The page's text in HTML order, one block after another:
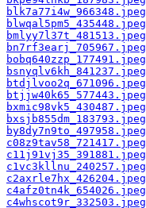
blk7a77i4w_966348.jpeg
blwqal5pm5_435448.jpeg
bmlyy7l37t_481513.jpeg
bn7rf3earj_705967.jpeg
bobq640zzp_177491.jpeg
bsnyqlv6kh_841237.jpeg
btdjlvoo2q_671096.jpeg
btjjw40k65_577443.jpeg
bxmic98vk5_430487.jpeg
bxsjb855dm_183793.jpeg
by8dy7n9to_497958.jpeg
c08z9tav58_721417.jpeg
c11j91vj35_391881.jpeg
c1vc3kllnu_240257.jpeg
c2axrle7hx_426204.jpeg
c4afz0tn4k_654026.jpeg
c4whscot9r_332503.jpeg